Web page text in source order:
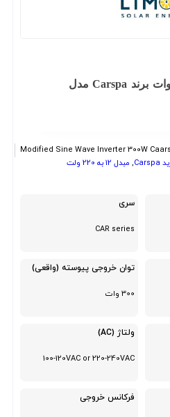
اینورتر شبه سینوسی 300 وات برند Carspa مدل
Modified Sine Wave Inverter 300W
,مبدل 12 به 220 ولت
سری
CAR series
توان خروجی پیوسته (واقعی)
300 وات
ولتاژ (AC)
100-120VAC or 220-240VAC
فرکانس خروجی